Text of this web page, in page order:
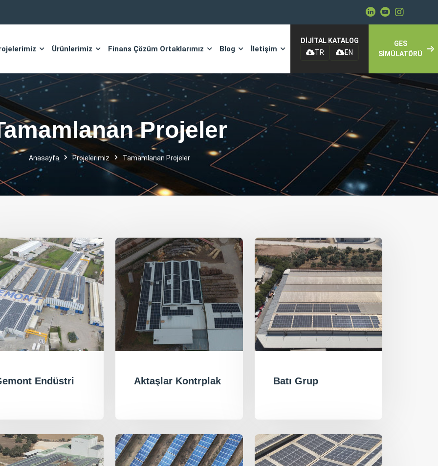
Ürünlerimiz Finans Çözüm Ortaklarımız Blog İletişim
DİJİTAL KATALOG
TR
EN
GES
SİMÜLATÖRÜ
Projeler
Anasayfa Projelerimiz Tamamlanan Projeler
Endüstri Aktaşlar Kontrplak Batı Grup